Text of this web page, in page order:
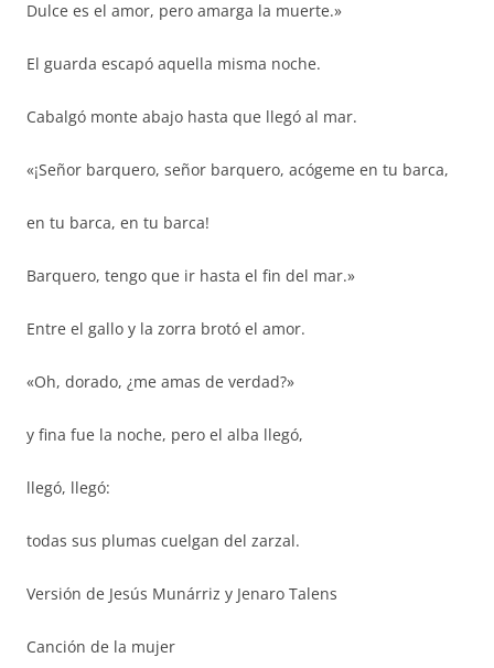
Dulce es el amor, pero amarga la muerte.»
El guarda escapó aquella misma noche.
Cabalgó monte abajo hasta que llegó al mar.
«¡Señor barquero, señor barquero, acógeme en tu barca,
en tu barca, en tu barca!
Barquero, tengo que ir hasta el fin del mar.»
Entre el gallo y la zorra brotó el amor.
«Oh, dorado, ¿me amas de verdad?»
y fina fue la noche, pero el alba llegó,
llegó, llegó:
todas sus plumas cuelgan del zarzal.
Versión de Jesús Munárriz y Jenaro Talens
Canción de la mujer